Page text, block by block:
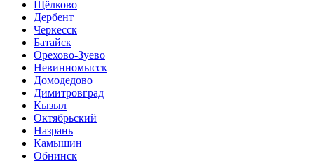
Щёлково
Дербент
Черкесск
Батайск
Орехово-Зуево
Невинномысск
Домодедово
Димитровград
Кызыл
Октябрьский
Назрань
Камышин
Обнинск